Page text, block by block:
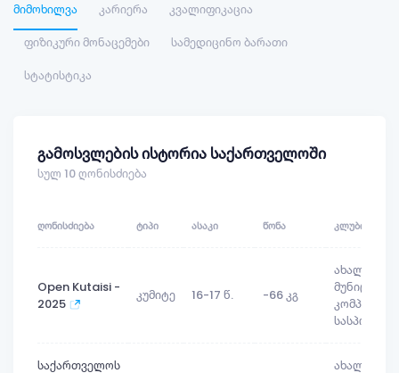
მიმოხილვა კარიერა
კვალიფიკაცია
ფიზიკური მონაცემები
სამედიცინო ბარათი
სტატისტიკა
გამოსვლების ისტორია საქართველოში
სულ 10 ღონისძიება
ᲦᲝᲜᲘᲡᲫᲘᲔᲑᲐ ᲢᲘᲞᲘ ᲐᲡᲐᲙᲘ ᲬᲝᲜᲐ ᲙᲚᲣᲑᲘ
Open Kutaisi -
2025
კუმიტე 16-17 წ. -66 კგ
სასპორტო
საქართველოს